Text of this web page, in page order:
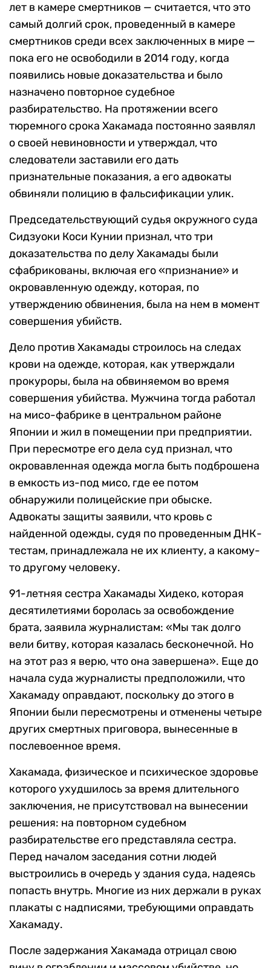
лет в камере смертников — считается, что это
самый долгий срок, проведенный в камере
смертников среди всех заключенных в мире —
пока его не освободили в 2014 году, когда
появились новые доказательства и было
назначено повторное судебное
разбирательство. На протяжении всего
тюремного срока Хакамада постоянно заявлял
о своей невиновности и утверждал, что
следователи заставили его дать
признательные показания, а его адвокаты
обвиняли полицию в фальсификации улик.
Председательствующий судья окружного суда
Сидзуоки Коси Кунии признал, что три
доказательства по делу Хакамады были
сфабрикованы, включая его «признание» и
окровавленную одежду, которая, по
утверждению обвинения, была на нем в момент
совершения убийств.
Дело против Хакамады строилось на следах
крови на одежде, которая, как утверждали
прокуроры, была на обвиняемом во время
совершения убийства. Мужчина тогда работал
на мисо-фабрике в центральном районе
Японии и жил в помещении при предприятии.
При пересмотре его дела суд признал, что
окровавленная одежда могла быть подброшена
в емкость из-под мисо, где ее потом
обнаружили полицейские при обыске.
Адвокаты защиты заявили, что кровь с
найденной одежды, судя по проведенным ДНК-
тестам, принадлежала не их клиенту, а какому-
то другому человеку.
91-летняя сестра Хакамады Хидеко, которая
десятилетиями боролась за освобождение
брата, заявила журналистам: «Мы так долго
вели битву, которая казалась бесконечной. Но
на этот раз я верю, что она завершена». Еще до
начала суда журналисты предположили, что
Хакамаду оправдают, поскольку до этого в
Японии были пересмотрены и отменены четыре
других смертных приговора, вынесенные в
послевоенное время.
Хакамада, физическое и психическое здоровье
которого ухудшилось за время длительного
заключения, не присутствовал на вынесении
решения: на повторном судебном
разбирательстве его представляла сестра.
Перед началом заседания сотни людей
выстроились в очередь у здания суда, надеясь
попасть внутрь. Многие из них держали в руках
плакаты с надписями, требующими оправдать
Хакамаду.
После задержания Хакамада отрицал свою